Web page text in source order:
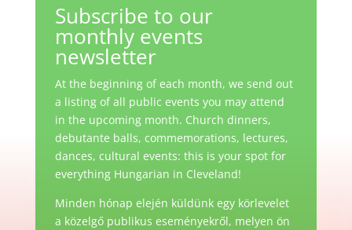
Subscribe to our
monthly events
newsletter
At the beginning of each month, we send out
a listing of all public events you may attend
in the upcoming month. Church dinners,
debutante balls, commemorations, lectures,
dances, cultural events: this is your spot for
everything Hungarian in Cleveland!
Minden hónap elején küldünk egy körlevelet
a közelgő publikus eseményekről, melyen ön